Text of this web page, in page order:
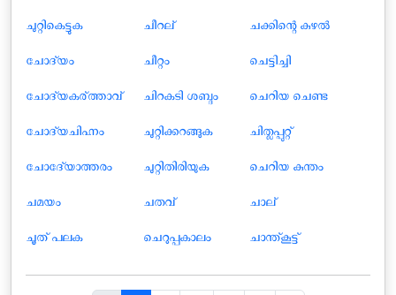
ചുറ്റികെട്ടുക
ചോദ്യം
ചോദ്യകര്ത്താവ്
ചോദ്യചിഹ്നം
ചോദ്യോത്തരം
ചമയം
ചൂത് പലക
ചീറല്
ചീറ്റം
ചിറകടി ശബ്ദം
ചുറ്റിക്കറങ്ങുക
ചുറ്റിതിരിയുക
ചതവ്‌
ചെറുപ്പകാലം
ചക്കിന്റെ കുഴൽ
ചെട്ടിച്ചി
ചെറിയ ചെണ്ട
ചിതല്പ്പുറ്റ്
ചെറിയ കുന്തം
ചാല്
ചാന്ത്കൂട്ട്